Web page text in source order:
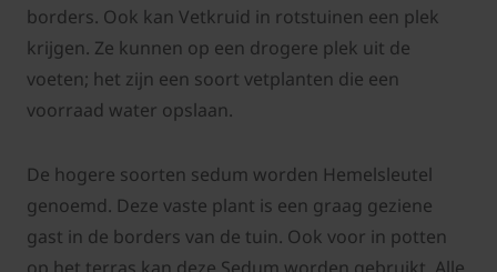
borders. Ook kan Vetkruid in rotstuinen een plek
krijgen. Ze kunnen op een drogere plek uit de
voeten; het zijn een soort vetplanten die een
voorraad water opslaan.
De hogere soorten sedum worden Hemelsleutel
genoemd. Deze vaste plant is een graag geziene
gast in de borders van de tuin. Ook voor in potten